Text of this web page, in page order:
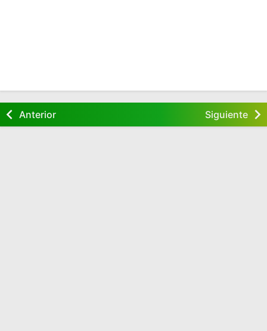
Anterior Siguiente